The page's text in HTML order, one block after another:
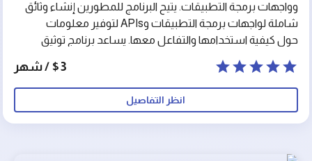
وواجهات برمجة التطبيقات. يتيح البرنامج للمطورين إنشاء وثائق
شاملة لواجهات برمجة التطبيقات وAPIs لتوفير معلومات
حول كيفية استخدامها والتفاعل معها. يساعد برنامج توثيق
معلومات دقيقة وشاملة حول وظائف APIs ومعلومات
الاستخدام والمعايير والقيود وغيرها. يعد برنامج توثيق API أداة
مفيدة لتوثيق وثائق APIs وتحسين فهمها واستخدامها بشكل
فعال، ويستخدم في تطوير البرمجيات وتدريس برمجة الحوسبة
$3 / شهر
انظر التفاصيل